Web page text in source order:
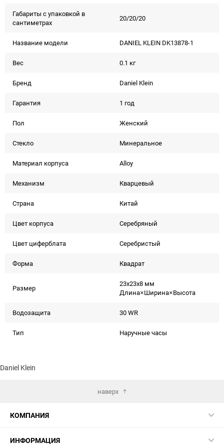
Габариты с упаковкой в
сантиметрах
20/20/20
Название модели DANIEL KLEIN DK13878-1
Вес 0.1 кг
Бренд Daniel Klein
Гарантия 1 год
Пол Женский
Стекло Минеральное
Материал корпуса Alloy
Механизм Кварцевый
Страна Китай
Цвет корпуса Серебряный
Цвет циферблата Серебристый
Форма Квадрат
Размер
23x23x8 мм
Длина×Ширина×Высота
Водозащита 30 WR
Тип Наручные часы
Daniel Klein
наверх
КОМПАНИЯ
ИНФОРМАЦИЯ